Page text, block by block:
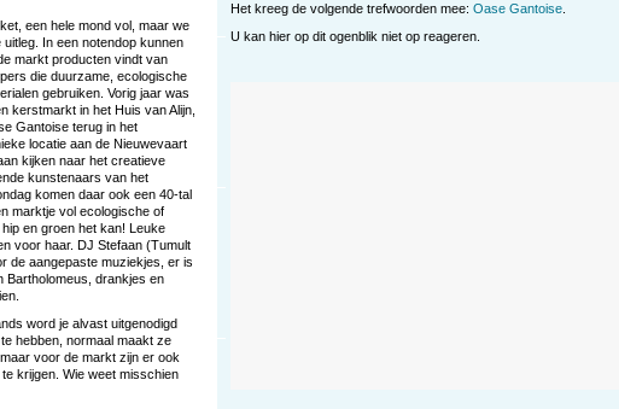
een hele mond vol, maar we
uitleg. In een notendop kunnen
markt producten vindt van
die duurzame, ecologische
gebruiken. Vorig jaar was
kerstmarkt in het Huis van Alijn,
Gantoise terug in het
locatie aan de Nieuwevaart
kijken naar het creatieve
kunstenaars van het
komen daar ook een 40-tal
marktje vol ecologische of
en groen het kan! Leuke
voor haar. DJ Stefaan (Tumult
de aangepaste muziekjes, er is
Bartholomeus, drankjes en
word je alvast uitgenodigd
hebben, normaal maakt ze
voor de markt zijn er ook
krijgen. Wie weet misschien
Het kreeg de volgende trefwoorden mee: Oase Gantoise
U kan hier op dit ogenblik niet op reageren.